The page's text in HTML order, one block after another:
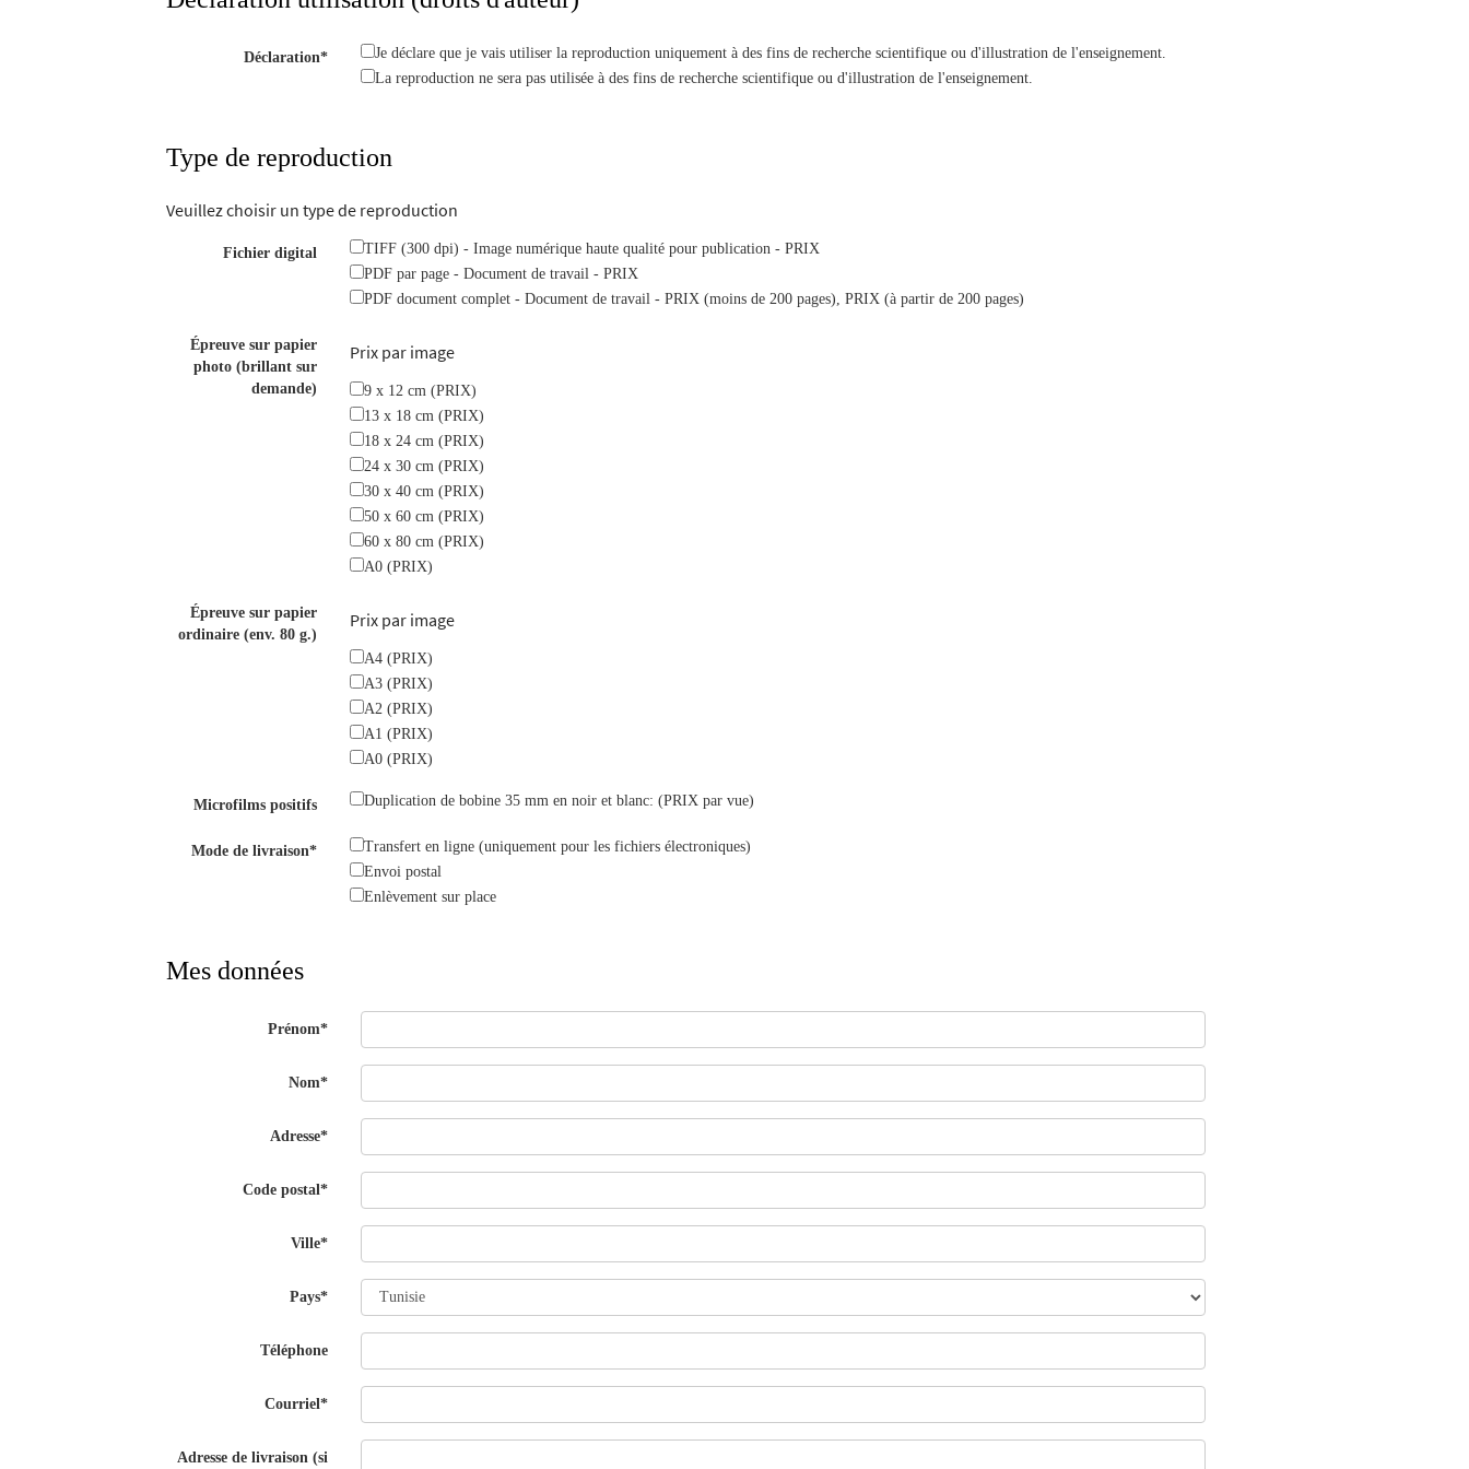
Déclaration*
Je déclare que je vais utiliser la reproduction uniquement à des fins de recherche scientifique ou d'illustration de l'enseignement.
La reproduction ne sera pas utilisée à des fins de recherche scientifique ou d'illustration de l'enseignement.
Type de reproduction
Veuillez choisir un type de reproduction
Fichier digital
TIFF (300 dpi) - Image numérique haute qualité pour publication - PRIX
PDF par page - Document de travail - PRIX
PDF document complet - Document de travail - PRIX (moins de 200 pages), PRIX (à partir de 200 pages)
Épreuve sur papier
photo (brillant sur
demande)
Prix par image
9 x 12 cm (PRIX)
13 x 18 cm (PRIX)
18 x 24 cm (PRIX)
24 x 30 cm (PRIX)
30 x 40 cm (PRIX)
50 x 60 cm (PRIX)
60 x 80 cm (PRIX)
A0 (PRIX)
Épreuve sur papier
ordinaire (env. 80 g.)
Prix par image
A4 (PRIX)
A3 (PRIX)
A2 (PRIX)
A1 (PRIX)
A0 (PRIX)
Microfilms positifs Duplication de bobine 35 mm en noir et blanc: (PRIX par vue)
Mode de livraison*
Transfert en ligne (uniquement pour les fichiers électroniques)
Envoi postal
Enlèvement sur place
Mes données
Prénom*
Nom*
Adresse*
Code postal*
Ville*
Pays*
Téléphone
Courriel*
Adresse de livraison (si